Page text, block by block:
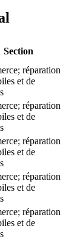
Section
réparation
et de
réparation
et de
réparation
et de
réparation
et de
réparation
et de